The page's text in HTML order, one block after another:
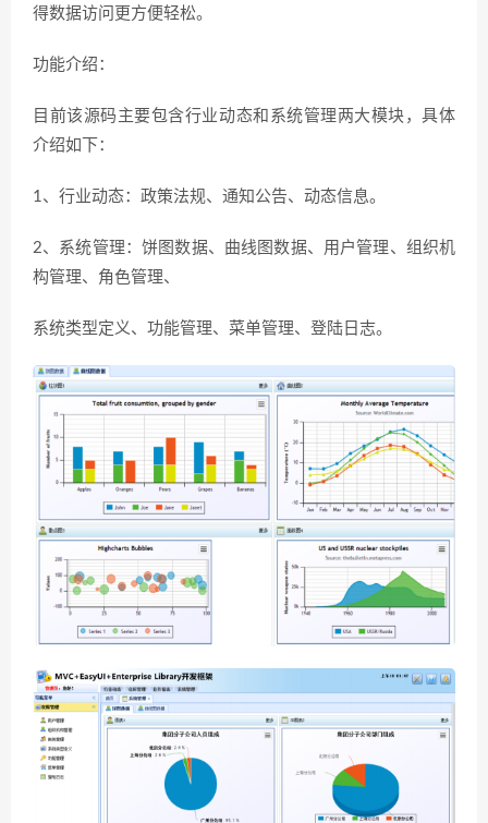
得数据访问更方便轻松。
功能介绍：
目前该源码主要包含行业动态和系统管理两大模块，具体
介绍如下：
1、行业动态：政策法规、通知公告、动态信息。
2、系统管理：饼图数据、曲线图数据、用户管理、组织机
构管理、角色管理、
系统类型定义、功能管理、菜单管理、登陆日志。